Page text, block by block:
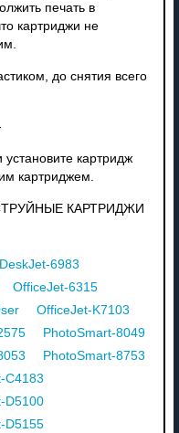
печать в
картриджи не
до снятия всего
картридж
картриджем.
КАРТРИДЖИ
DeskJet-6983
OfficeJet-6315
OfficeJet-K7103
PhotoSmart-8049
PhotoSmart-8753
C4183
D5100
D5155